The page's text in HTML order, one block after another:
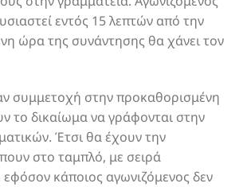
εντός 15 λεπτών από την
ώρα της συνάντησης θα χάνει τον
συμμετοχή στην προκαθορισμένη
το δικαίωμα να γράφονται στην
Έτσι θα έχουν την
στο ταμπλό, με σειρά
κάποιος αγωνιζόμενος δεν